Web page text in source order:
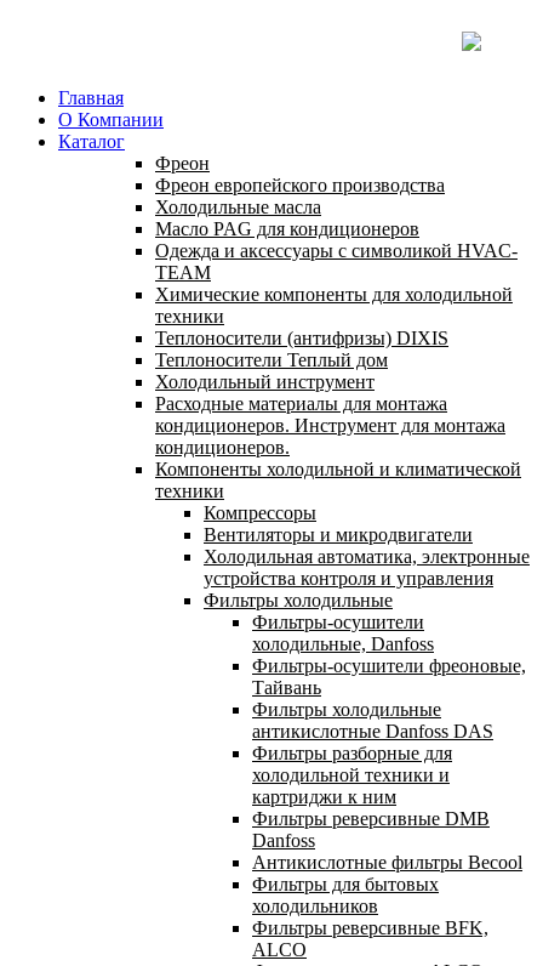
Главная
О Компании
Каталог
Фреон
Фреон европейского производства
Холодильные масла
Масло PAG для кондиционеров
Одежда и аксессуары с символикой HVAC-
TEAM
Химические компоненты для холодильной
техники
Теплоносители (антифризы) DIXIS
Теплоносители Теплый дом
Холодильный инструмент
Расходные материалы для монтажа
кондиционеров. Инструмент для монтажа
кондиционеров.
Компоненты холодильной и климатической
техники
Компрессоры
Вентиляторы и микродвигатели
Холодильная автоматика, электронные
устройства контроля и управления
Фильтры холодильные
Фильтры-осушители
холодильные, Danfoss
Фильтры-осушители фреоновые,
Тайвань
Фильтры холодильные
антикислотные Danfoss DAS
Фильтры разборные для
холодильной техники и
картриджи к ним
Фильтры реверсивные DMB
Danfoss
Антикислотные фильтры Becool
Фильтры для бытовых
холодильников
Фильтры реверсивные BFK,
ALCO